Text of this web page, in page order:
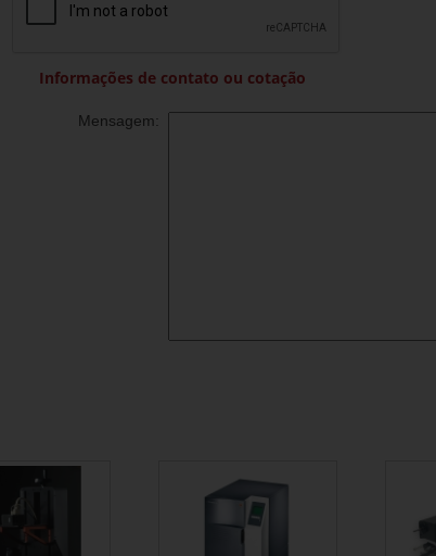
Informações de contato ou cotação
Mensagem: